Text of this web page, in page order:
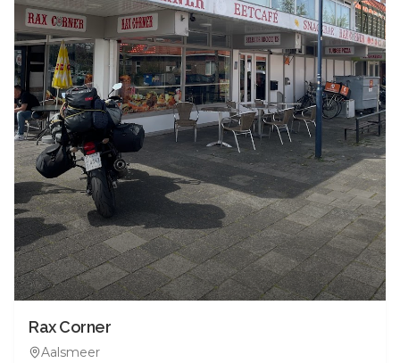
Rax Corner
Aalsmeer